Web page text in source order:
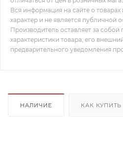
Вся информация на сайте о
характер и не является публичной
Производитель оставляет за собой
характеристики товара, его
предварительного уведомления
НАЛИЧИЕ КАК КУПИТЬ